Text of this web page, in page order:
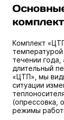
Комплект
течении
длительный
«ЦТП», мы
ситуации
(опрессовка,
режимы